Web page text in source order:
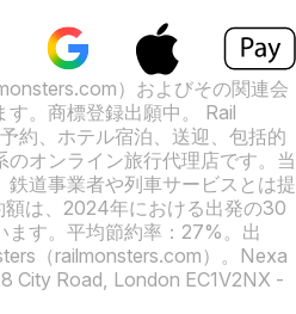
）およびその関連会
。商標登録出願中。 Rail
約、ホテル宿泊、送迎、包括的
オンライン旅行代理店です。当
道事業者や列車サービスとは提
額は、2024年における出発の30
ます。平均節約率：27%。出
（railmonsters.com）。Nexa
City Road, London EC1V2NX -